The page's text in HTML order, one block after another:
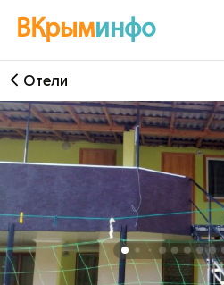
ВКрыминфо
Войти
Избранное
История просмотра
Добавить свой объект
Отели